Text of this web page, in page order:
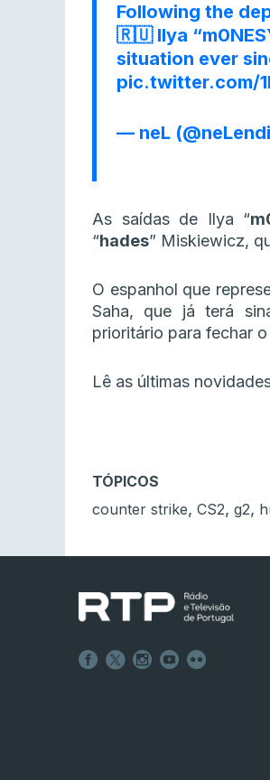
Following the
🇷🇺 Ilya
situation ever
pic.twitter.com/
— neL
As saídas de Ilya “⁠
“⁠hades⁠” Miskiewicz,
O espanhol que
Saha, que já terá
prioritário para fechar o
Lê as últimas
TÓPICOS
counter strike, CS2, g2,